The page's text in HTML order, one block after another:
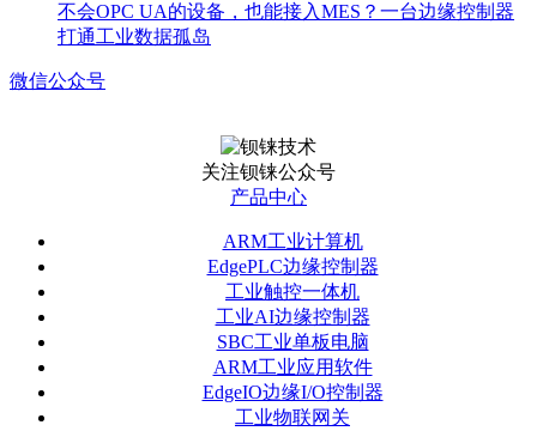
不会OPC UA的设备，也能接入MES？一台边缘控制器
打通工业数据孤岛
微信公众号
关注钡铼公众号
产品中心
ARM工业计算机
EdgePLC边缘控制器
工业触控一体机
工业AI边缘控制器
SBC工业单板电脑
ARM工业应用软件
EdgeIO边缘I/O控制器
工业物联网关